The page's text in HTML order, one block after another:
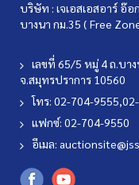
บริษัท : เจเอสเอสอาร์ อ๊
บางนา กม.35 ( Free
เลขที่ 65/5 หมู่ 4 ถ.บา
จ.สมุทรปราการ 10560
โทร: 02-704-
แฟกซ์: 02-704-9550
อีเมล: